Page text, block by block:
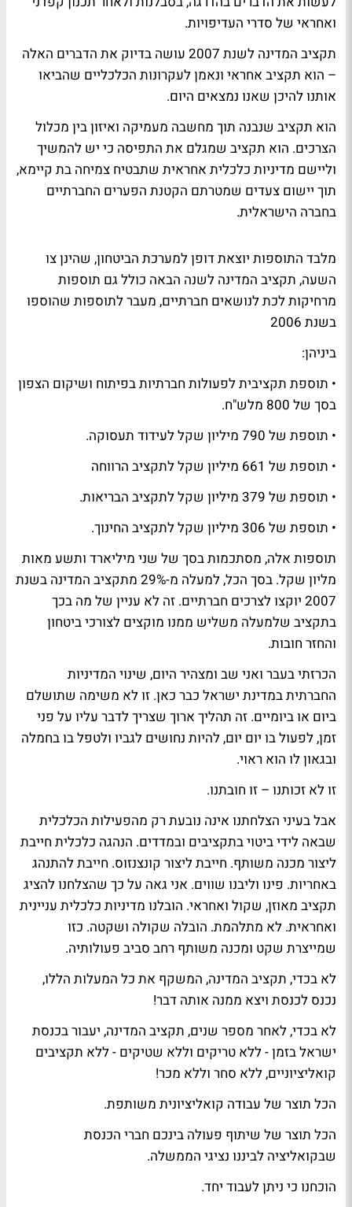
ואחראי של סדרי העדיפויות.
תקציב המדינה לשנת 2007 עושה בדיוק את הדברים האלה
– הוא תקציב אחראי ונאמן לעקרונות הכלכליים שהביאו
אותנו להיכן שאנו נמצאים היום.
הוא תקציב שנבנה תוך מחשבה מעמיקה ואיזון בין מכלול
הצרכים. הוא תקציב שמגלם את התפיסה כי יש להמשיך
וליישם מדיניות כלכלית אחראית שתבטיח צמיחה בת קיימא,
תוך יישום צעדים שמטרתם הקטנת הפערים החברתיים
בחברה הישראלית.
מלבד התוספות יוצאת דופן למערכת הביטחון, שהינן צו
השעה, תקציב המדינה לשנה הבאה כולל גם תוספות
מרחיקות לכת לנושאים חברתיים, מעבר לתוספות שהוספו
בשנת 2006
ביניהן:
• תוספת תקציבית לפעולות חברתיות בפיתוח ושיקום הצפון
בסך של 800 מלש"ח.
• תוספת של 790 מיליון שקל לעידוד תעסוקה.
• תוספת של 661 מיליון שקל לתקציב הרווחה
• תוספת של 379 מיליון שקל לתקציב הבריאות.
• תוספת של 306 מיליון שקל לתקציב החינוך.
תוספות אלה, מסתכמות בסך של שני מיליארד ותשע מאות
מליון שקל. בסך הכל, למעלה מ-29% מתקציב המדינה בשנת
2007 יוקצו לצרכים חברתיים. זה לא עניין של מה בכך
בתקציב שלמעלה משליש ממנו מוקצים לצורכי ביטחון
והחזר חובות.
הכרזתי בעבר ואני שב ומצהיר היום, שינוי המדיניות
החברתית במדינת ישראל כבר כאן. זו לא משימה שתושלם
ביום או ביומיים. זה תהליך ארוך שצריך לדבר עליו על פני
זמן, לפעול בו יום יום, להיות נחושים לגביו ולטפל בו בחמלה
ובגאון לו הוא ראוי.
זו לא זכותנו – זו חובתנו.
אבל בעיני הצלחתנו אינה נובעת רק מהפעילות הכלכלית
שבאה לידי ביטוי בתקציבים ובמדדים. הנהגה כלכלית חייבת
ליצור מכנה משותף. חייבת ליצור קונצנזוס. חייבת להתנהג
באחריות. פינו וליבנו שווים. אני גאה על כך שהצלחנו להציג
תקציב מאוזן, שקול ואחראי. הובלנו מדיניות כלכלית עניינית
ואחראית. לא מתלהמת. הובלה שקולה ושקטה. כזו
שמייצרת שקט ומכנה משותף רחב סביב פעולותיה.
לא בכדי, תקציב המדינה, המשקף את כל המעלות הללו,
נכנס לכנסת ויצא ממנה אותה דבר!
לא בכדי, לאחר מספר שנים, תקציב המדינה, יעבור בכנסת
ישראל בזמן - ללא טריקים וללא שטיקים - ללא תקציבים
קואליציוניים, ללא סחר וללא מכר!
הכל תוצר של עבודה קואליציונית משותפת.
הכל תוצר של שיתוף פעולה בינכם חברי הכנסת
שבקואליציה לביננו נציגי הממשלה.
הוכחנו כי ניתן לעבוד יחד.